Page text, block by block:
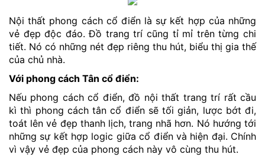
Nội thất phong cách cổ điển là sự kết hợp của những
vẻ đẹp độc đáo. Đồ trang trí cũng tỉ mỉ trên từng chi
tiết. Nó có những nét đẹp riêng thu hút, biểu thị gia thế
của chủ nhà.
Với phong cách Tân cổ điển:
Nếu phong cách cổ điển, đồ nội thất trang trí rất cầu
kì thì phong cách tân cổ điển sẽ tối giản, lược bớt đi,
toát lên vẻ đẹp thanh lịch, trang nhã hơn. Nó hướng tới
những sự kết hợp logic giữa cổ điển và hiện đại. Chính
vì vậy vẻ đẹp của phong cách này vô cùng thu hút.